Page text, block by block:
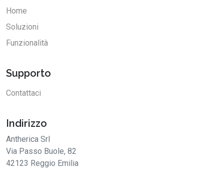
Home
Soluzioni
Funzionalità
Supporto
Contattaci
Indirizzo
Antherica Srl
Via Passo Buole, 82
42123 Reggio Emilia